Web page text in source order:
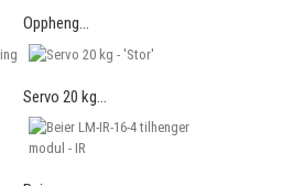
Oppheng...
Servo 20 kg...